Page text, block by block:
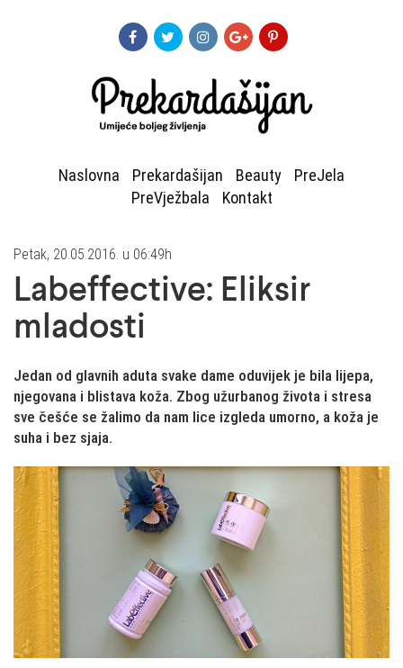
Naslovna Prekardašijan Beauty
PreJela
PreVježbala
Kontakt
Petak, 20.05.2016. u 06:49h
Labeffective: Eliksir
mladosti
Jedan od glavnih aduta svake dame oduvijek je bila lijepa,
njegovana i blistava koža. Zbog užurbanog života i stresa
sve češće se žalimo da nam lice izgleda umorno, a koža je
suha i bez sjaja.